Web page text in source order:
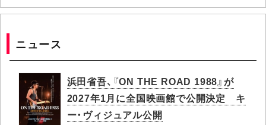
ニュース
浜田省吾、『ON THE ROAD 1988』が
2027年1月に全国映画館で公開決定 キ
ー・ヴィジュアル公開